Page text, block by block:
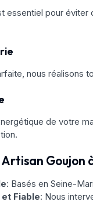
essentiel pour
nous réalisons
de votre
Goujon
: Basés en Seine-
Fiable: Nous